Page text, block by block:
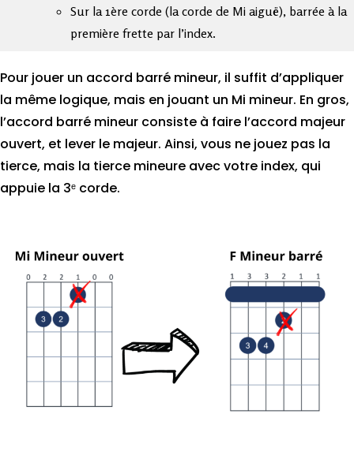
Sur la 1ère corde (la corde de Mi aiguë), barrée à la
première frette par l’index.
Pour jouer un accord barré mineur, il suffit d’appliquer
la même logique, mais en jouant un Mi mineur. En gros,
l’accord barré mineur consiste à faire l’accord majeur
ouvert, et lever le majeur. Ainsi, vous ne jouez pas la
tierce, mais la tierce mineure avec votre index, qui
appuie la 3ᵉ corde.